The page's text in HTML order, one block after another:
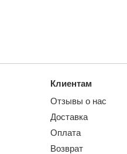
Клиентам
Отзывы о нас
Доставка
Оплата
Возврат